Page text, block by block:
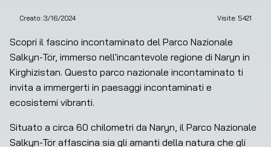
Creato: 3/16/2024 Visite: 5421
Scopri il fascino incontaminato del Parco Nazionale
Salkyn-Tör, immerso nell'incantevole regione di Naryn in
Kirghizistan. Questo parco nazionale incontaminato ti
invita a immergerti in paesaggi incontaminati e
ecosistemi vibranti.
Situato a circa 60 chilometri da Naryn, il Parco Nazionale
Salkyn-Tör affascina sia gli amanti della natura che gli